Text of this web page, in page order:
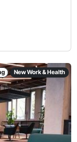
New Work & Health